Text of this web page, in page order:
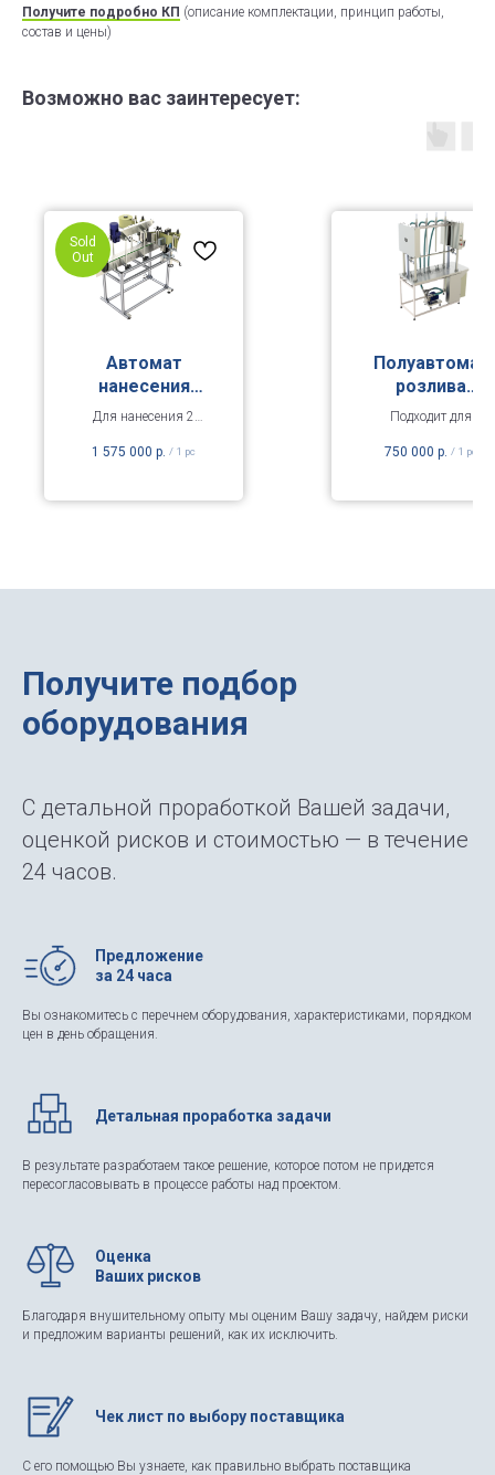
Получите подробно КП (описание комплектации, принцип работы,
состав и цены)
Возможно вас заинтересует:
Sold
Out
Автомат
нанесения
самоклеящейс
Для нанесения 2
этикетки 180 мм.
1 575 000 р. / 1 pc
Полуавтомат
розлива
жидкостей в
л (весовой, 4
опусканием)
Подходит для
вязких продуктов, в
750 000 р. / 1 pc
Получите подбор
оборудования
С детальной проработкой Вашей задачи,
оценкой рисков и стоимостью — в течение
24 часов.
Предложение
за 24 часа
Вы ознакомитесь с перечнем оборудования, характеристиками, порядком
цен в день обращения.
Детальная проработка задачи
В результате разработаем такое решение, которое потом не придется
пересогласовывать в процессе работы над проектом.
Оценка
Ваших рисков
Благодаря внушительному опыту мы оценим Вашу задачу, найдем риски
и предложим варианты решений, как их исключить.
Чек лист по выбору поставщика
С его помощью Вы узнаете, как правильно выбрать поставщика